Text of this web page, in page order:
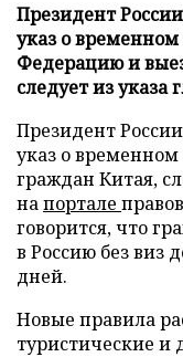
Президент
указ о
Федерацию и
следует из указа
Президент
указ о
граждан Китая,
напортале
говорится, что
в Россию без виз
дней.
Новые правила
туристические и